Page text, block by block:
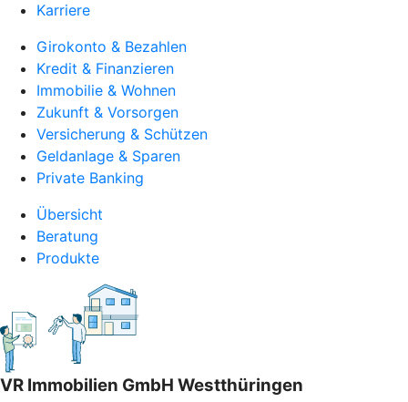
Karriere
Girokonto & Bezahlen
Kredit & Finanzieren
Immobilie & Wohnen
Zukunft & Vorsorgen
Versicherung & Schützen
Geldanlage & Sparen
Private Banking
Übersicht
Beratung
Produkte
VR Immobilien GmbH Westthüringen